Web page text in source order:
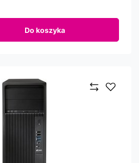
Do koszyka